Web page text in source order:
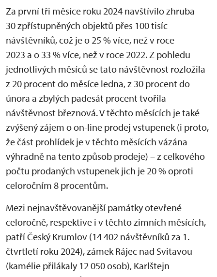
Za první tři měsíce roku 2024 navštívilo zhruba
30 zpřístupněných objektů přes 100 tisíc
návštěvníků, což je o 25 % více, než v roce
2023 a o 33 % více, než v roce 2022. Z pohledu
jednotlivých měsíců se tato návštěvnost rozložila
z 20 procent do měsíce ledna, z 30 procent do
února a zbylých padesát procent tvořila
návštěvnost březnová. V těchto měsících je také
zvýšený zájem o on-line prodej vstupenek (i proto,
že část prohlídek je v těchto měsících vázána
výhradně na tento způsob prodeje) – z celkového
počtu prodaných vstupenek jich je 20 % oproti
celoročním 8 procentům.
Mezi nejnavštěvovanější památky otevřené
celoročně, respektive i v těchto zimních měsících,
patří Český Krumlov (14 402 návštěvníků za 1.
čtvrtletí roku 2024), zámek Rájec nad Svitavou
(kamélie přilákaly 12 050 osob), Karlštejn